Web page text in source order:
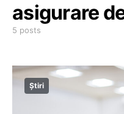
asigurare
5 posts
Știri